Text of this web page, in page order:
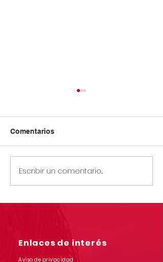
Circular Rectoral #23:
Horario especial
junio 12 de 2026 por
Comentarios
Escribir un comentario...
Enlaces de interés
Aviso de privacidad